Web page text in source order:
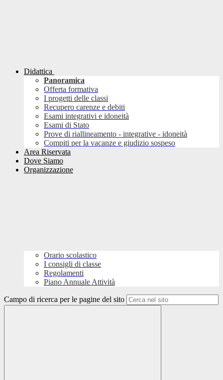
Didattica
Panoramica
Offerta formativa
I progetti delle classi
Recupero carenze e debiti
Esami integrativi e idoneità
Esami di Stato
Prove di riallineamento - integrative - idoneità
Compiti per la vacanze e giudizio sospeso
Area Riservata
Dove Siamo
Organizzazione
Orario scolastico
I consigli di classe
Regolamenti
Piano Annuale Attività
Campo di ricerca per le pagine del sito